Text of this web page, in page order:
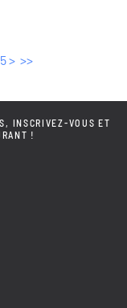
> >>
INSCRIVEZ-VOUS ET
!